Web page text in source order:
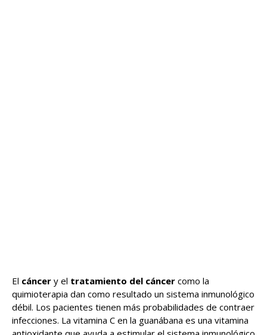
El cáncer y el tratamiento del cáncer como la
quimioterapia dan como resultado un sistema inmunológico
débil. Los pacientes tienen más probabilidades de contraer
infecciones. La vitamina C en la guanábana es una vitamina